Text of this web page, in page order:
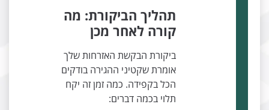
תהליך הביקורת: מה
קורה לאחר מכן
ביקורת הבקשת האזרחות שלך
אומרת שקטיני ההגירה בודקים
הכל בקפידה. כמה זמן זה יקח
תלוי בכמה דברים: